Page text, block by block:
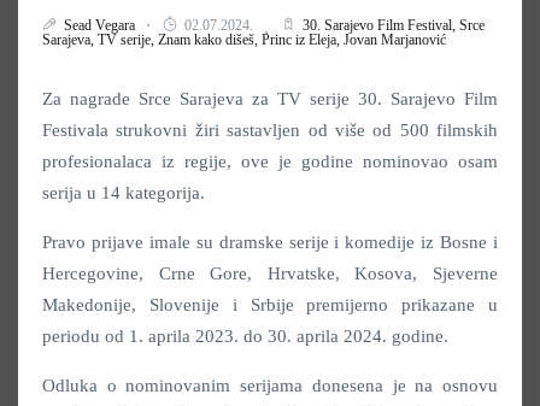
Sead Vegara 02.07.2024. 30. Sarajevo Film Festival, Srce
Sarajeva, TV serije, Znam kako dišeš, Princ iz Eleja, Jovan Marjanović
Za nagrade Srce Sarajeva za TV serije 30. Sarajevo Film
Festivala strukovni žiri sastavljen od više od 500 filmskih
profesionalaca iz regije, ove je godine nominovao osam
serija u 14 kategorija.
Pravo prijave imale su dramske serije i komedije iz Bosne i
Hercegovine, Crne Gore, Hrvatske, Kosova, Sjeverne
Makedonije, Slovenije i Srbije premijerno prikazane u
periodu od 1. aprila 2023. do 30. aprila 2024. godine.
Odluka o nominovanim serijama donesena je na osnovu